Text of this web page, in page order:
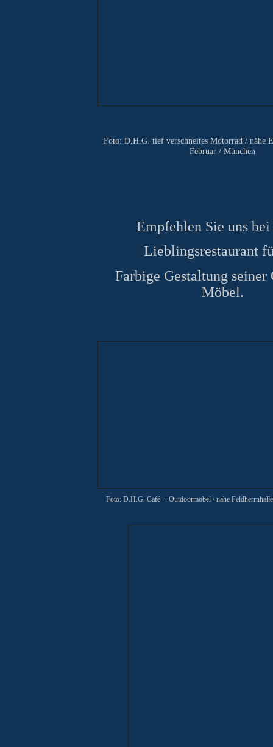
Foto: D.H.G. tief verschneites Motorrad / nähe
Februar / München
Empfehlen Sie uns
Lieblingsrestaurant
Farbige Gestaltung seiner
Möbel.
Foto: D.H.G. Café -- Outdoormöbel / nähe Feldherrnhalle